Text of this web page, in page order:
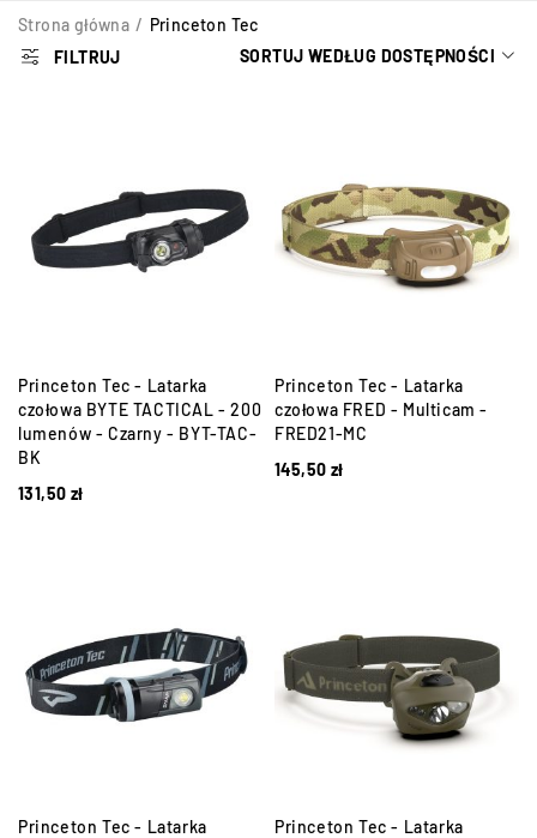
Strona główna / Princeton Tec
FILTRUJ
SORTUJ WEDŁUG DOSTĘPNOŚCI
Princeton Tec - Latarka
czołowa BYTE TACTICAL - 200
lumenów - Czarny - BYT-TAC-
BK
131,50 zł
Princeton Tec - Latarka
czołowa FRED - Multicam -
FRED21-MC
145,50 zł
Princeton Tec - Latarka
Princeton Tec - Latarka